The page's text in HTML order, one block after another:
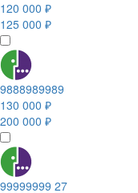
120 000 ₽
125 000 ₽
9888989989
130 000 ₽
200 000 ₽
99999999 27